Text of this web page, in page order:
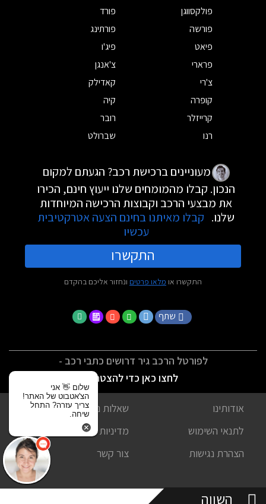
פולקסווגן
פורד
פורשה
פורתינג
פיאט
פיג'ו
פרארי
צ'אנגן
צ'רי
קאדילק
קופרה
קיה
קרייזלר
רובר
רנו
שברולט
מעוניינים ברכישת רכב? הגעתם למקום
הנכון. קבלו מהמומחים שלנו ייעוץ חינם, הכירו
את מבצעי הרכב וקבוצות הרכישה המיוחדות
שלנו. קבלו מאיתנו בחינם הצעה אטרקטיבית
עכשיו
התקשרו
התקשרו או מלאו פרטים ונחזור אליכם בהקדם
שתף
לפורטל הרכב גיר דרושים כתבי רכב -
לחצו כאן כדי להצטרף
אודותינו
שאלות נפוצות
לתנאי השימוש
מדיניות פרטיות
הצהרת נגישות
צור קשר
השווה
שלום 👋 אני
הצ'אטבוט של האתר!
צריך עזרה? התחל
שיחה.